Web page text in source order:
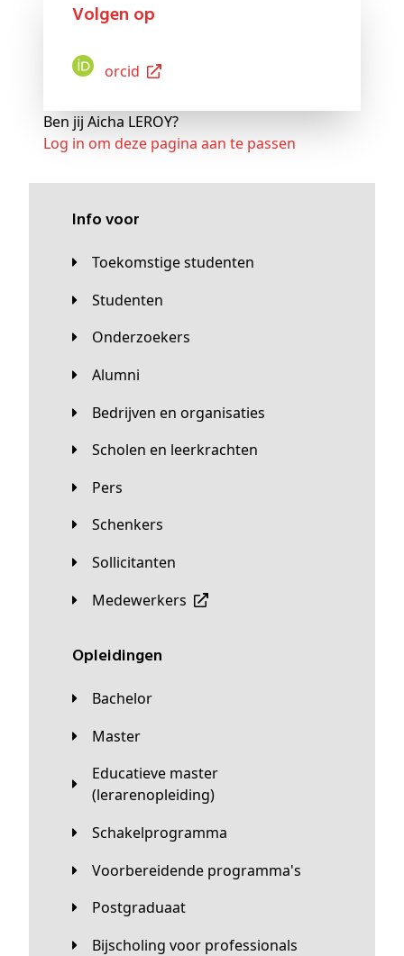
Volgen op
Orcid
Ben jij Aicha LEROY?
Log in om deze pagina aan te passen
Info voor
Toekomstige studenten
Studenten
Onderzoekers
Alumni
Bedrijven en organisaties
Scholen en leerkrachten
Pers
Schenkers
Sollicitanten
Medewerkers
Opleidingen
Bachelor
Master
Educatieve master
(lerarenopleiding)
Schakelprogramma
Voorbereidende programma's
Postgraduaat
Bijscholing voor professionals